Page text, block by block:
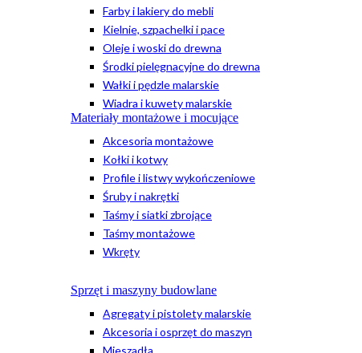
Farby i lakiery do mebli
Kielnie, szpachelki i pace
Oleje i woski do drewna
Środki pielęgnacyjne do drewna
Wałki i pędzle malarskie
Wiadra i kuwety malarskie
Materiały montażowe i mocujące
Akcesoria montażowe
Kołki i kotwy
Profile i listwy wykończeniowe
Śruby i nakrętki
Taśmy i siatki zbrojące
Taśmy montażowe
Wkręty
Sprzęt i maszyny budowlane
Agregaty i pistolety malarskie
Akcesoria i osprzęt do maszyn